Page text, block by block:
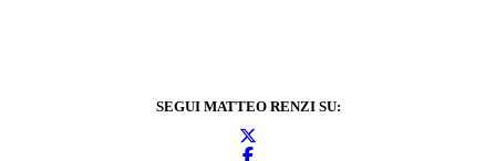
SEGUI MATTEO RENZI SU: